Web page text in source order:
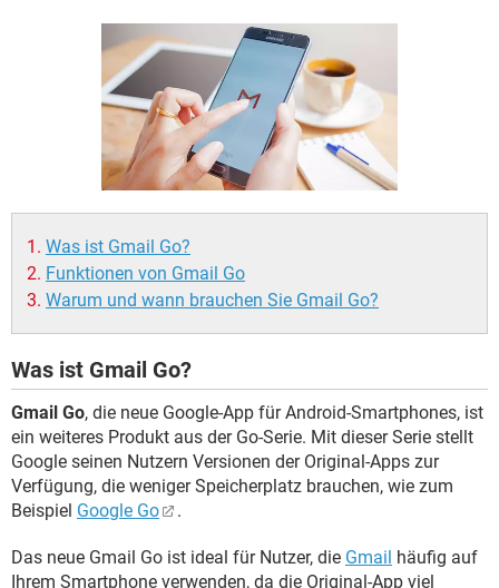
Was ist Gmail Go?
Funktionen von Gmail Go
Warum und wann brauchen Sie Gmail Go?
Was ist Gmail Go?
Gmail Go, die neue Google-App für Android-Smartphones, ist
ein weiteres Produkt aus der Go-Serie. Mit dieser Serie stellt
Google seinen Nutzern Versionen der Original-Apps zur
Verfügung, die weniger Speicherplatz brauchen, wie zum
Beispiel Google Go .
Das neue Gmail Go ist ideal für Nutzer, die Gmail häufig auf
Ihrem Smartphone verwenden, da die Original-App viel